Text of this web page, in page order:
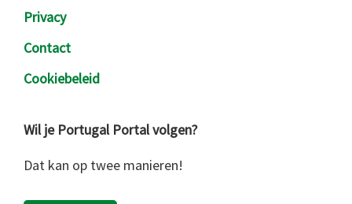
Privacy
Contact
Cookiebeleid
Wil je Portugal Portal volgen?
Dat kan op twee manieren!